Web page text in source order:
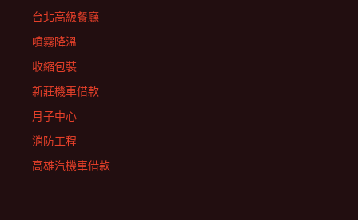
台北高級餐廳
噴霧降溫
收縮包裝
新莊機車借款
月子中心
消防工程
高雄汽機車借款